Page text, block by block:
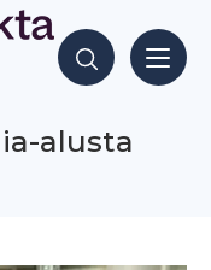
Hae sisältöjä
alusta